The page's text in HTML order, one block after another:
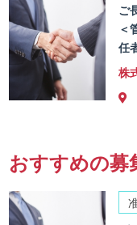
ご
＜
任
株
おすすめの募